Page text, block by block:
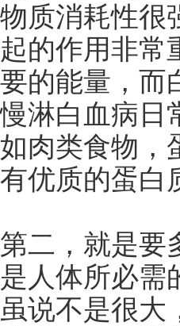
物质消耗性很
起的作用非常
要的能量，而
慢淋白血病日
如肉类食物，
有优质的蛋白
第二，就是要
是人体所必需
虽说不是很大